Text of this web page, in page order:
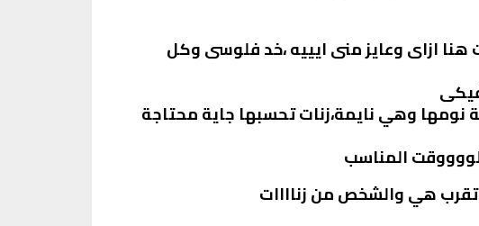
ازاى وعايز منى ايييه ،خد فلوسى وكل
وهي نايمة،زنات تحسبها جاية محتاجة
المناسب
هي والشخص من زناااات